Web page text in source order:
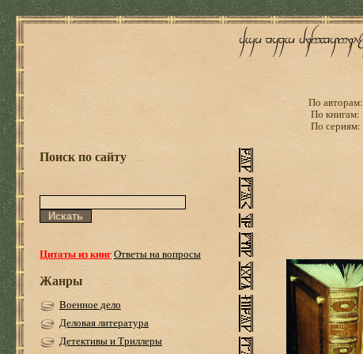
По авторам:
По книгам:
По сериям:
Поиск по сайту
Цитаты из книгОтветы на вопросы
Жанры
Военное дело
Деловая литература
Детективы и Триллеры